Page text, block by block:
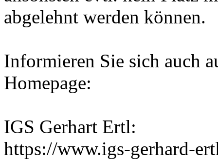
abgelehnt werden können.
Informieren Sie sich auch
Homepage:
IGS Gerhart Ertl:
https://www.igs-gerhard-